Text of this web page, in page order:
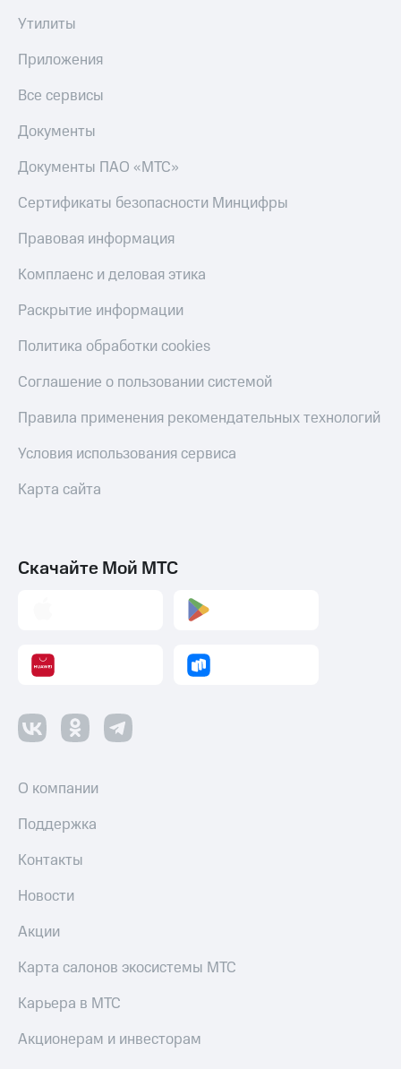
Утилиты
Приложения
Все сервисы
Документы
Документы ПАО «МТС»
Сертификаты безопасности Минцифры
Правовая информация
Комплаенс и деловая этика
Раскрытие информации
Политика обработки cookies
Соглашение о пользовании системой
Правила применения рекомендательных технологий
Условия использования сервиса
Карта сайта
Скачайте Мой МТС
О компании
Поддержка
Контакты
Новости
Акции
Карта салонов экосистемы МТС
Карьера в МТС
Акционерам и инвесторам